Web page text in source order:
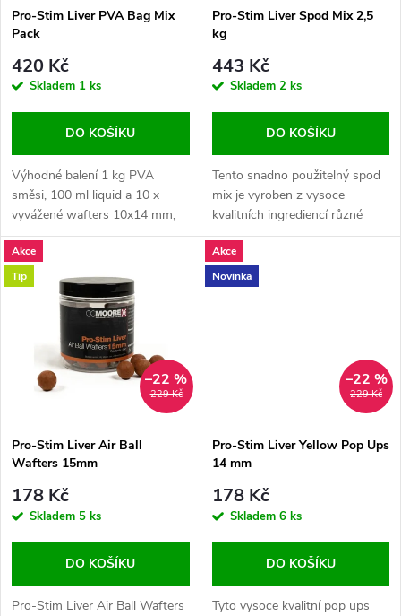
p
r
o
d
u
k
t
p
r
d
u
k
Pro-Stim Liver PVA Bag Mix
Pack
420 Kč
Skladem 1 ks
DO KOŠÍKU
Výhodné balení 1 kg PVA
směsi, 100 ml liquid a 10 x
vyvážené wafters 10x14 mm,
vše v příchuti Pro-Stim Liver
zabalené v černém kbelíku.
Pro-Stim Liver Spod Mix 2,5
kg
443 Kč
Skladem 2 ks
DO KOŠÍKU
Tento snadno použitelný spod
mix je vyroben z vysoce
kvalitních ingrediencí různé
velikosti, barvy, textury a
rozpustnosti a obsahuje prášky
tvořící oblak s kobercovými
Akce
Tip
229 Kč
–22 %
Pro-Stim Liver Air Ball
Wafters 15mm
178 Kč
Skladem 5 ks
DO KOŠÍKU
Pro-Stim Liver Air Ball Wafters
Akce
Novinka
229 Kč
–22 %
Pro-Stim Liver Yellow Pop Ups
14 mm
178 Kč
Skladem 6 ks
DO KOŠÍKU
Tyto vysoce kvalitní pop ups